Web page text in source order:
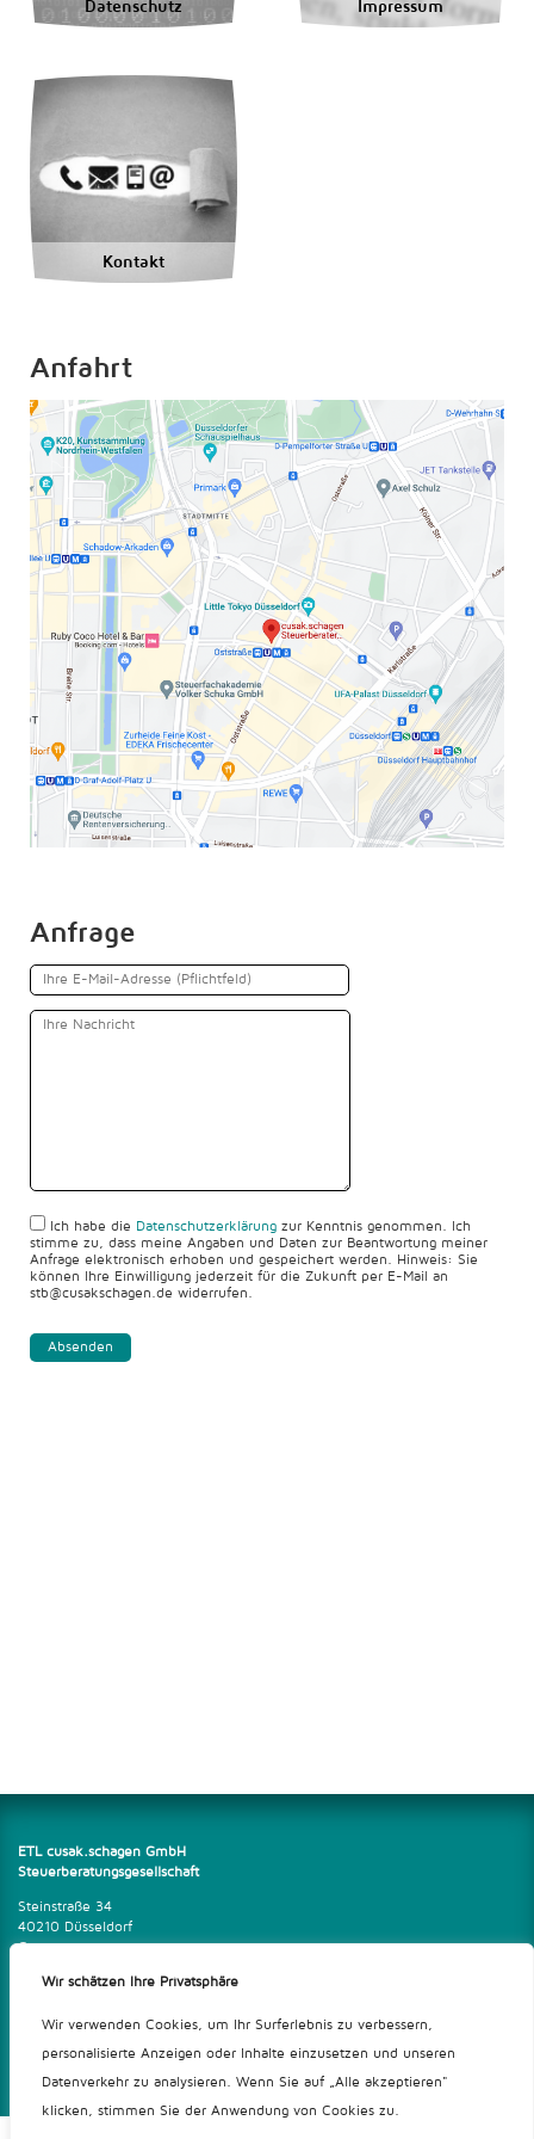
Wir schätzen Ihre Privatsphäre
Wir verwenden Cookies, um Ihr Surferlebnis zu verbessern,
personalisierte Anzeigen oder Inhalte einzusetzen und unseren
Datenverkehr zu analysieren. Wenn Sie auf „Alle akzeptieren"
klicken, stimmen Sie der Anwendung von Cookies zu.
Datenschutz Impressum
Kontakt
Anfahrt
Anfrage
Ich habe die Datenschutzerklärung zur Kenntnis genommen. Ich
stimme zu, dass meine Angaben und Daten zur Beantwortung meiner
Anfrage elektronisch erhoben und gespeichert werden. Hinweis: Sie
können Ihre Einwilligung jederzeit für die Zukunft per E-Mail an
stb@cusakschagen.de widerrufen.
ETL cusak.schagen GmbH
Steuerberatungsgesellschaft
Steinstraße 34
40210 Düsseldorf
Germany
Tel. 0211 601 600-0
stb@cusakschagen.de
Impressum|Datenschutzerklärung